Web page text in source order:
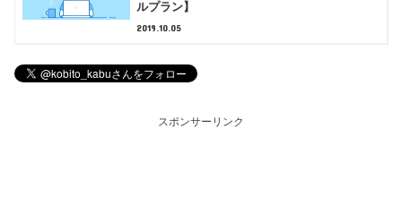
ルプラン】
2019.10.05
スポンサーリンク